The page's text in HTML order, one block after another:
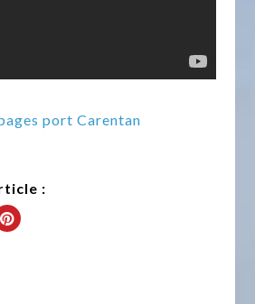
port Carentan
: